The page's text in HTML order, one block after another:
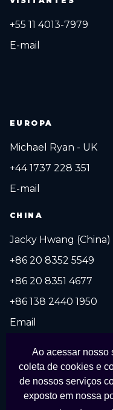
+55 11 4013-7979
E-mail
EUROPA
Michael Ryan - UK
+44 1737 228 351
E-mail
CHINA
Jacky Hwang (China)
+86 20 8352 5549
+86 20 8351 4677
+86 138 2440 1950
Email
© 2027 FESPA Brasil Digital
Organizado por APS
Ao acessar nosso
coleta de cookies e
de nossos serviços
exposto em nossa